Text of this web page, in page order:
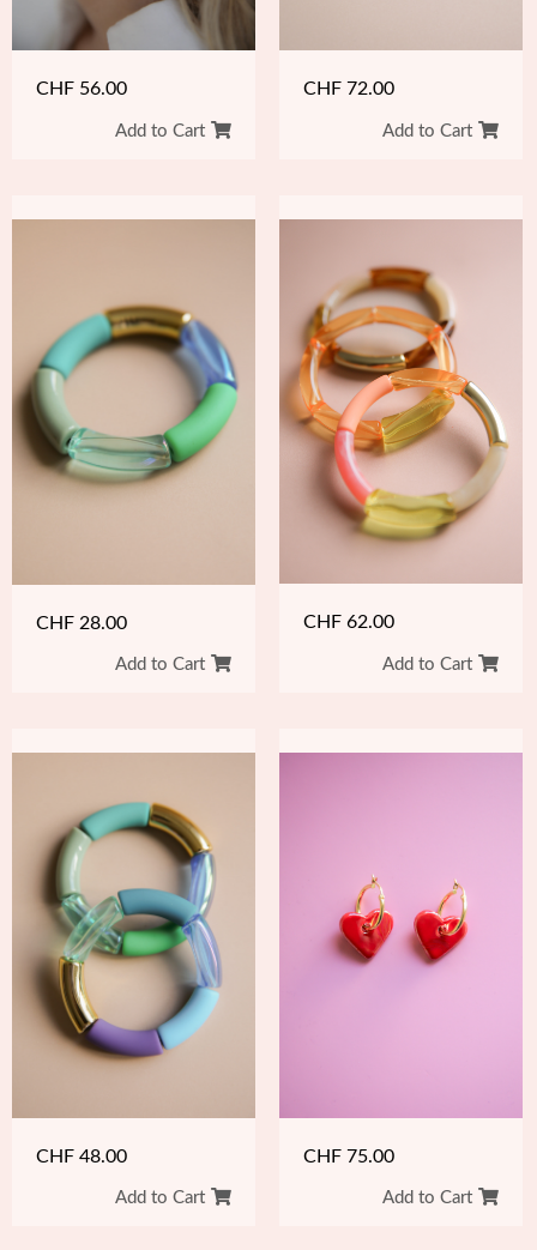
CHF 56.00
Add to Cart
CHF 72.00
Add to Cart
CHF 28.00
Add to Cart
CHF 62.00
Add to Cart
CHF 48.00
Add to Cart
CHF 75.00
Add to Cart